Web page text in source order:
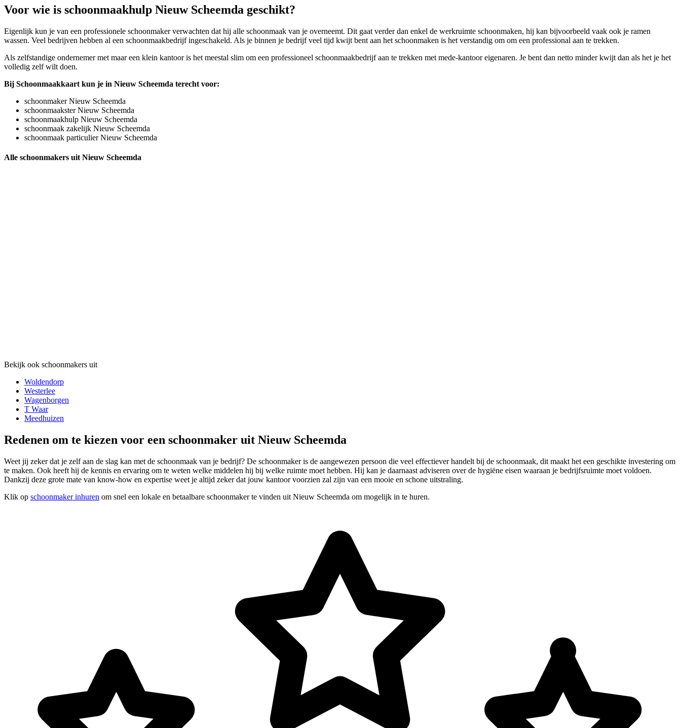
Voor wie is schoonmaakhulp Nieuw Scheemda geschikt?
Eigenlijk kun je van een professionele schoonmaker verwachten dat hij alle schoonmaak van je overneemt. Dit gaat verder dan enkel de werkruimte schoonmaken, hij kan bijvoorbeeld vaak ook je ramen
wassen. Veel bedrijven hebben al een schoonmaakbedrijf ingeschakeld. Als je binnen je bedrijf veel tijd kwijt bent aan het schoonmaken is het verstandig om om een professional aan te trekken.
Als zelfstandige ondernemer met maar een klein kantoor is het meestal slim om een professioneel schoonmaakbedrijf aan te trekken met mede-kantoor eigenaren. Je bent dan netto minder kwijt dan als het je het
volledig zelf wilt doen.
Bij Schoonmaakkaart kun je in Nieuw Scheemda terecht voor:
schoonmaker Nieuw Scheemda
schoonmaakster Nieuw Scheemda
schoonmaakhulp Nieuw Scheemda
schoonmaak zakelijk Nieuw Scheemda
schoonmaak particulier Nieuw Scheemda
Alle schoonmakers uit Nieuw Scheemda
Bekijk ook schoonmakers uit
Woldendorp
Westerlee
Wagenborgen
T Waar
Meedhuizen
Redenen om te kiezen voor een schoonmaker uit Nieuw Scheemda
Weet jij zeker dat je zelf aan de slag kan met de schoonmaak van je bedrijf? De schoonmaker is de aangewezen persoon die veel effectiever handelt bij de schoonmaak, dit maakt het een geschikte investering om
te maken. Ook heeft hij de kennis en ervaring om te weten welke middelen hij bij welke ruimte moet hebben. Hij kan je daarnaast adviseren over de hygiëne eisen waaraan je bedrijfsruimte moet voldoen.
Dankzij deze grote mate van know-how en expertise weet je altijd zeker dat jouw kantoor voorzien zal zijn van een mooie en schone uitstraling.
Klik op schoonmaker inhuren om snel een lokale en betaalbare schoonmaker te vinden uit Nieuw Scheemda om mogelijk in te huren.